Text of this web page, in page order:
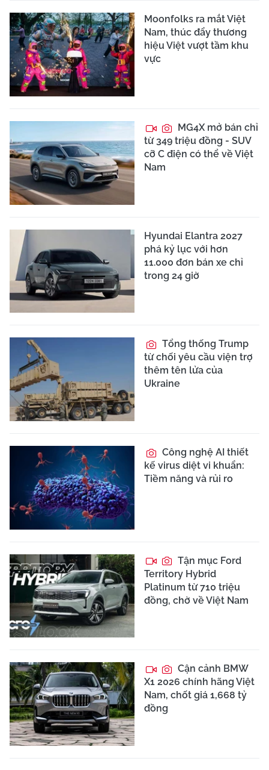
Moonfolks ra mắt Việt
Nam, thúc đẩy thương
hiệu Việt vượt tầm khu
vực
MG4X mở bán chỉ
từ 349 triệu đồng - SUV
cỡ C điện có thể về Việt
Nam
Hyundai Elantra 2027
phá kỷ lục với hơn
11.000 đơn bán xe chỉ
trong 24 giờ
Tổng thống Trump
từ chối yêu cầu viện trợ
thêm tên lửa của
Ukraine
Công nghệ AI thiết
kế virus diệt vi khuẩn:
Tiềm năng và rủi ro
Tận mục Ford
Territory Hybrid
Platinum từ 710 triệu
đồng, chờ về Việt Nam
Cận cảnh BMW
X1 2026 chính hãng Việt
Nam, chốt giá 1,668 tỷ
đồng